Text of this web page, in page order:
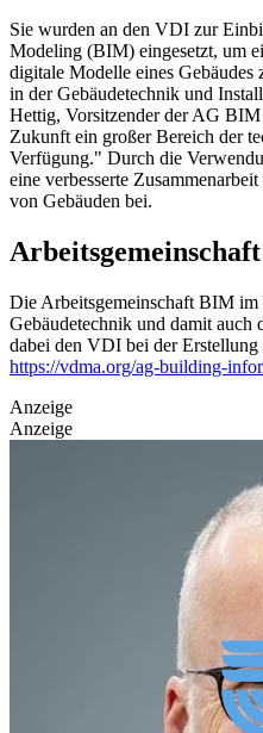
Sie wurden an den VDI zur
Modeling (BIM) eingesetzt, um
digitale Modelle eines
in der Gebäudetechnik und
Hettig, Vorsitzender der AG
Zukunft ein großer Bereich der
Verfügung." Durch die
eine verbesserte
von Gebäuden bei.
Die Arbeitsgemeinschaft BIM
Gebäudetechnik und damit
dabei den VDI bei der
https://vdma.org/ag-building-
Anzeige
Anzeige